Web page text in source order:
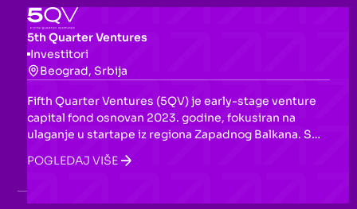
5th Quarter Ventures
Investitori
Beograd, Srbija
Fifth Quarter Ventures (5QV) je early-stage venture
capital fond osnovan 2023. godine, fokusiran na
ulaganje u startape iz regiona Zapadnog Balkana. S
posebnim interesom za AI, dev alate, open-source
softver i Web3, fond nastoji biti prvi značajni
u upravljanju kompanijama kroz board sjedišta.
POGLEDAJ VIŠE